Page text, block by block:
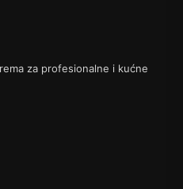
za profesionalne i kućne